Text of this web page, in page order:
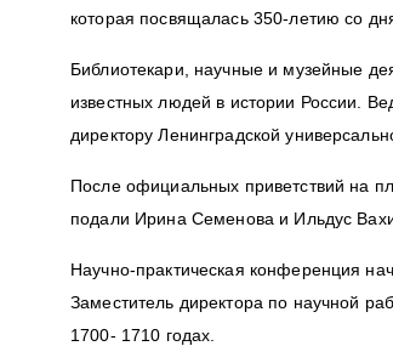
которая посвящалась 350-летию со
Библиотекари, научные и музейные
известных людей в истории России.
директору Ленинградской
После официальных приветствий на
подали Ирина Семенова и Ильдус
Научно-практическая конференция
Заместитель директора по научной
1700- 1710 годах.